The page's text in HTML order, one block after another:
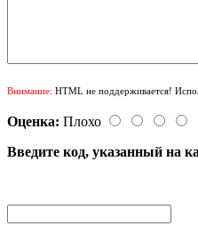
Внимание: HTML не поддерживается!
Оценка: Плохо
Введите код, указанный на